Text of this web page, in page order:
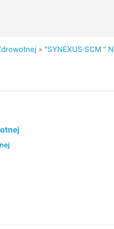
» "SYNEXUS SCM "